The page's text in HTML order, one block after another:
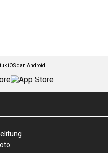
iOS dan Android